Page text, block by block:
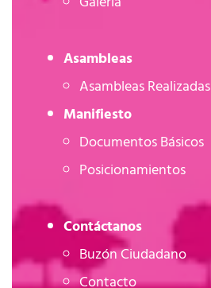
Asambleas
Asambleas Realizadas
Manifiesto
Documentos Básicos
Posicionamientos
Contáctanos
Buzón Ciudadano
Contacto